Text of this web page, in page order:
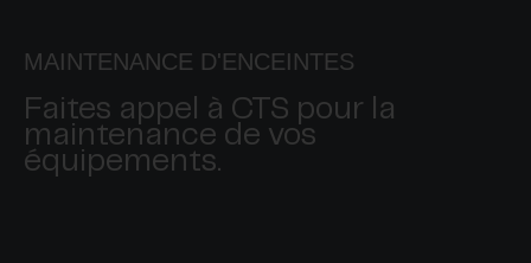
MAINTENANCE D'ENCEINTES
Faites appel à CTS pour la
maintenance de vos
équipements.